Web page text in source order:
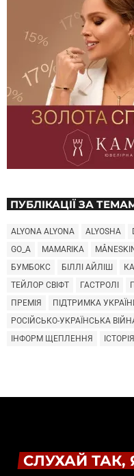
ПУБЛІКАЦІЇ ЗА
ALYONA ALYONA ALYOSHA
GO_A
MAMARIKA
БУМБОКС
БІЛЛІ АЙЛІШ
ТЕЙЛОР СВІФТ
ГАСТРОЛІ
ПРЕМІЯ
ПІДТРИМКА
РОСІЙСЬКО-УКРАЇНСЬКА
ІНФОРМ ЩЕПЛЕННЯ
ІСТОРІЯ
СЛУХАЙ ТАК,